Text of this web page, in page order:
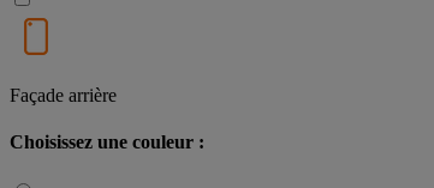
Façade arrière
Choisissez une couleur :